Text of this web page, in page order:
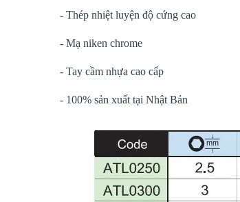
- Thép nhiệt luyện độ cứng cao
- Mạ niken chrome
- Tay cầm nhựa cao cấp
- 100% sản xuất tại Nhật Bản